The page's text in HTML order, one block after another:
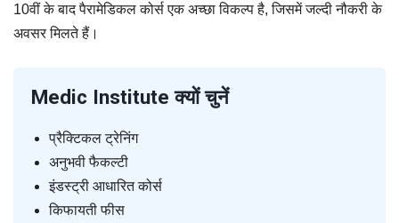
10वीं के बाद पैरामेडिकल कोर्स एक अच्छा विकल्प है, जिसमें जल्दी नौकरी के
अवसर मिलते हैं।
Medic Institute क्यों चुनें
प्रैक्टिकल ट्रेनिंग
अनुभवी फैकल्टी
इंडस्ट्री आधारित कोर्स
किफायती फीस